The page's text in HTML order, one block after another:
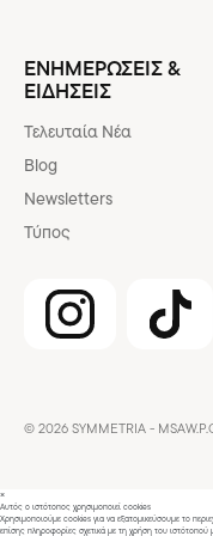
ΕΝΗΜΕΡΩΣΕΙΣ &
ΕΙΔΗΣΕΙΣ
Τελευταία Νέα
Blog
Newsletters
Τύπος
© 2026 SYMMETRIA -
×
Αυτός ο ιστότοπος χρησιμοποιεί cookies
Χρησιμοποιούμε cookies για να εξατομικεύσουμε το
επίσης πληροφορίες σχετικά με τη χρήση του ιστότοπού